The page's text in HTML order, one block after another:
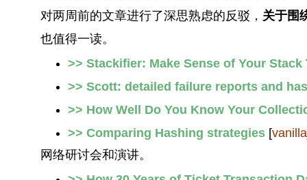
对两周前的文章进行了深思熟虑的反驳， 关于围
也值得一读。
>> Stackifier: Make Sense of Your Stack
>> Scott: detailed failure reports and
>> How Well Do You Know Your
>> Comparing Hashing strategies [
网络研讨会和演讲。